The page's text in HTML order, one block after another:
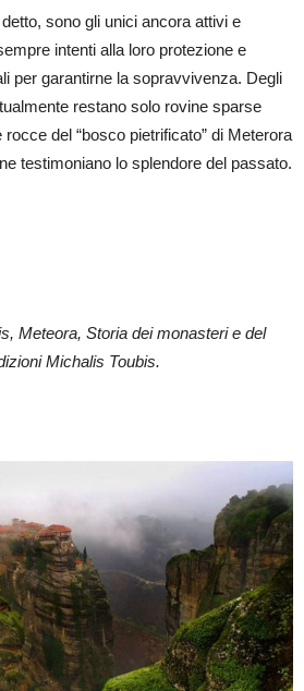
sono gli unici ancora attivi e
intenti alla loro protezione e
per garantirne la sopravvivenza. Degli
restano solo rovine sparse
del “bosco pietrificato” di Meterora
testimoniano lo splendore del passato.
Meteora, Storia dei monasteri e del
Michalis Toubis.